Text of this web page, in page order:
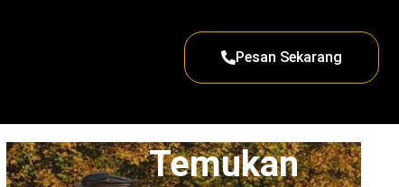
Pesan Sekarang
Temukan